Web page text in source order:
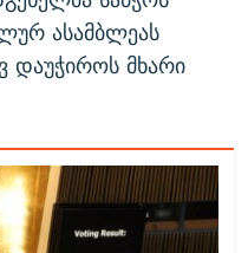
ასამბლეას
დაუჭიროს მხარი